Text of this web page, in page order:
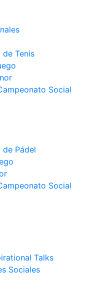
Tenis
Social
Pádel
Social
Talks
Sociales